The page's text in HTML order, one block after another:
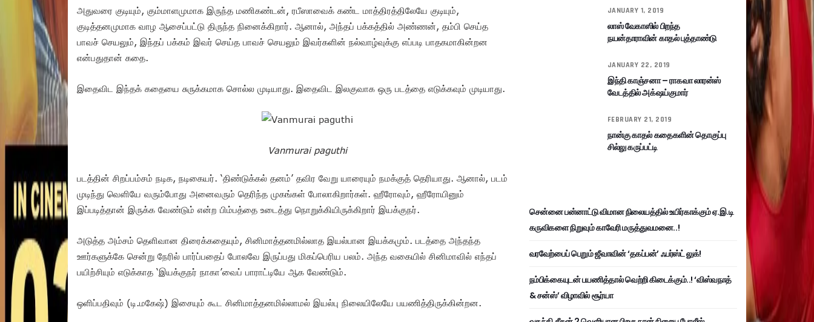
அதுவரை குடியும், கும்மாளமுமாக இருந்த மணிகண்டன், ரபீஸாவைக் கண்ட மாத்திரத்திலேயே குடியும்,
குடித்தனமுமாக வாழ ஆசைப்பட்டு திருந்த நினைக்கிறார். ஆனால், அந்தப் பக்கத்தில் அண்ணன், தம்பி செய்த
பாவச் செயலும், இந்தப் பக்கம் இவர் செய்த பாவச் செயலும் இவர்களின் நல்வாழ்வுக்கு எப்படி பாதகமாகின்றன
என்பதுதான் கதை.
இதைவிட இந்தக் கதையை சுருக்கமாக சொல்ல முடியாது. இதைவிட இலகுவாக ஒரு படத்தை எடுக்கவும் முடியாது.
Vanmurai paguthi
படத்தின் சிறப்பம்சம் நடிக, நடிகையர். ‘திண்டுக்கல் தனம்’ தவிர வேறு யாரையும் நமக்குத் தெரியாது. ஆனால், படம்
முடிந்து வெளியே வரும்போது அனைவரும் தெரிந்த முகங்கள் போலாகிறார்கள். ஹீரோவும், ஹீரோயினும்
இப்படித்தான் இருக்க வேண்டும் என்ற பிம்பத்தை உடைத்து நொறுக்கியிருக்கிறார் இயக்குநர்.
அடுத்த அம்சம் தெளிவான திரைக்கதையும், சினிமாத்தனமில்லாத இயல்பான இயக்கமும். படத்தை அந்தந்த
ஊர்களுக்கே சென்று நேரில் பார்ப்பதைப் போலவே இருப்பது மிகப்பெரிய பலம். அந்த வகையில் சினிமாவில் எந்தப்
பயிற்சியும் எடுக்காத ‘இயக்குநர் நாகா’வைப் பாராட்டியே ஆக வேண்டும்.
ஒளிப்பதிவும் (டி.மகேஷ்) இசையும் கூட சினிமாத்தனமில்லாமல் இயல்பு நிலையிலேயே பயணித்திருக்கின்றன.
JANUARY 1, 2019
லாஸ் வேகாஸில் பிறந்த
நயன்தாராவின் காதல் புத்தாண்டு
JANUARY 22, 2019
இந்தி காஞ்சனா – ராகவா லாரன்ஸ்
வேடத்தில் அக்‌ஷய்குமார்
FEBRUARY 21, 2019
நான்கு காதல் கதைகளின் தொகுப்பு
சில்லு கருப்பட்டி
சென்னை பன்னாட்டு விமான நிலையத்தில் உயிர்காக்கும் ஏ.இ.டி
கருவிகளை நிறுவும் காவேரி மருத்துவமனை..!
வரவேற்பைப் பெறும் ஜீவாவின் ‘தகப்பன்’ ஃபர்ஸ்ட் லுக்!
நம்பிக்கையுடன் பயணித்தால் வெற்றி கிடைக்கும்..! ‘விஸ்வநாத்
& சன்ஸ்’ விழாவில் சூர்யா